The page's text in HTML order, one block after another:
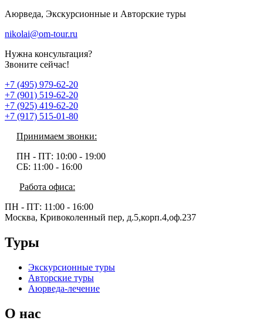
Аюрведа, Экскурсионные и Авторские туры
nikolai@om-tour.ru
Нужна консультация?
Звоните сейчас!
+7 (495) 979-62-20
+7 (901) 519-62-20
+7 (925) 419-62-20
+7 (917) 515-01-80
Принимаем звонки:
ПН - ПТ: 10:00 - 19:00
СБ: 11:00 - 16:00
Работа офиса:
ПН - ПТ: 11:00 - 16:00
Москва, Кривоколенный пер, д.5,корп.4,оф.237
Туры
Экскурсионные туры
Авторские туры
Аюрведа-лечение
О нас